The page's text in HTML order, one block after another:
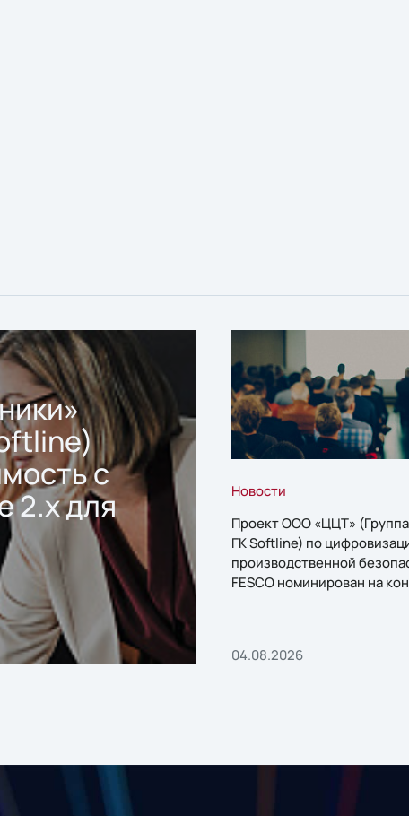
с
2.x для
Новости
Проект ООО «ЦЦТ»
ГК Softline) по
производственной
FESCO номинирован на
04.08.2026